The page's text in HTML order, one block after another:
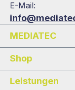
E-Mail:
MEDIATEC
Shop
Leistungen